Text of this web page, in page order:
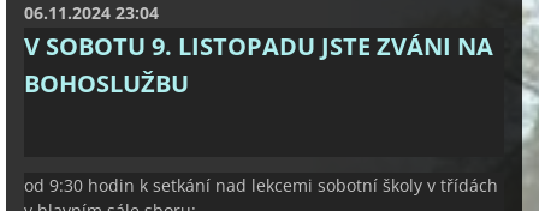
06.11.2024 23:04
V SOBOTU 9. LISTOPADU JSTE ZVÁNI NA
BOHOSLUŽBU
od 9:30 hodin k setkání nad lekcemi sobotní školy v třídách